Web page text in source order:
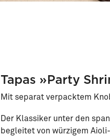
Tapas »Party
Mit separat verpacktem
Der Klassiker unter den
begleitet von würzigem